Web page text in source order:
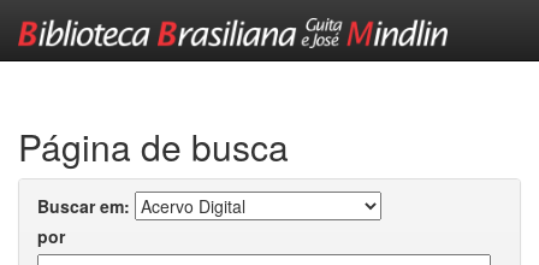
Página de busca
Buscar em:
por